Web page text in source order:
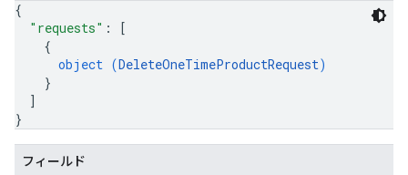
{
"requests" :
[
{
object (DeleteOneTimeProductRequest)
}
]
}
フィールド